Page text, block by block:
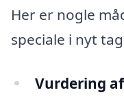
Her er nogle
speciale i nyt
Vurdering